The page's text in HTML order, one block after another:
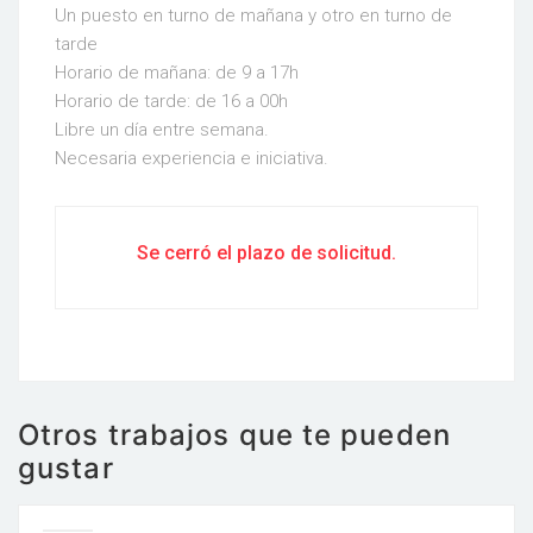
Un puesto en turno de mañana y otro en turno de
tarde
Horario de mañana: de 9 a 17h
Horario de tarde: de 16 a 00h
Libre un día entre semana.
Necesaria experiencia e iniciativa.
Se cerró el plazo de solicitud.
Otros trabajos que te pueden
gustar